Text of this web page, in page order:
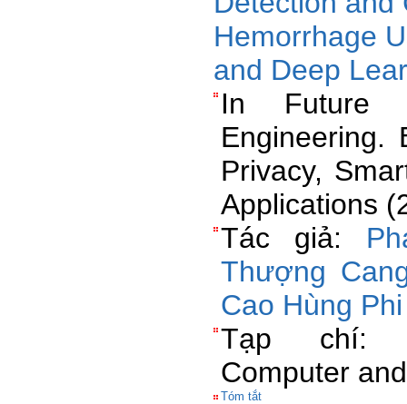
Hemorrhage
and Deep
In Future
Engineering.
Privacy,
Applications
Tác giả:
Thượng
Cao Hùng Phi
Tạp chí:
Computer
Tóm tắt